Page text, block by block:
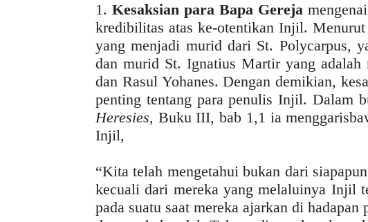
1. Kesaksian para Bapa Gereja
kredibilitas atas ke-otentikan Injil.
yang menjadi murid dari St. Polycarpus,
dan murid St. Ignatius Martir yang adalah
dan Rasul Yohanes. Dengan demikian,
penting tentang para penulis Injil. Dalam
Heresies, Buku III, bab 1,1 ia
Injil,
“Kita telah mengetahui bukan dari
kecuali dari mereka yang melaluinya Injil
pada suatu saat mereka ajarkan di